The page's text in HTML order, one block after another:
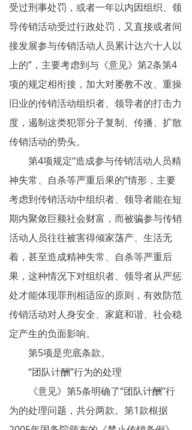
受过刑事处罚，或者一年以内因组织、领
导传销活动受过行政处罚，又直接或者间
接发展参与传销活动人员累计达六十人以
上的”，主要考虑到与《意见》第2条第4
项的规定相衔接，加大对屡教不改、重操
旧业的传销活动组织者、领导者的打击力
度，遏制这类犯罪分子复制、传播、扩散
传销活动的势头。
第4项规定“造成参与传销活动人员精
神失常、自杀等严重后果的”情形，主要
考虑到传销活动中组织者、领导者能在短
期内聚敛巨额社会财富，而被骗参与传销
活动人员往往被害得倾家荡产、生活无
着，甚至造成精神失常、自杀等严重后
果，这种情况下对组织者、领导者从严惩
处才能体现罪刑相适应的原则，有效防范
传销活动对人身安全、家庭和谐、社会稳
定产生的负面影响。
第5项是兜底条款。
“团队计酬”行为的处理
《意见》第5条明确了“团队计酬”行
为的处理问题，共分两款。第1款根据